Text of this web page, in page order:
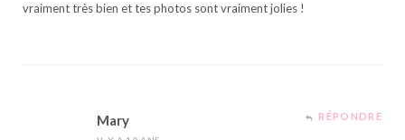
vraiment très bien et tes photos sont vraiment jolies !
Mary RÉPONDRE